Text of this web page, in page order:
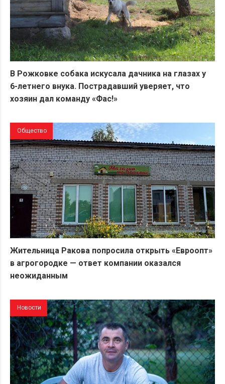
В Рожковке собака искусала дачника на глазах у
6-летнего внука. Пострадавший уверяет, что
хозяин дал команду «Фас!»
Общество
Жительница Ракова попросила открыть «Евроопт»
в агрогородке — ответ компании оказался
неожиданным
Новости